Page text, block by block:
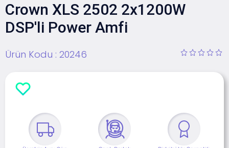
Crown XLS 2502 2x1200W
DSP'li Power Amfi
Ürün Kodu : 20246